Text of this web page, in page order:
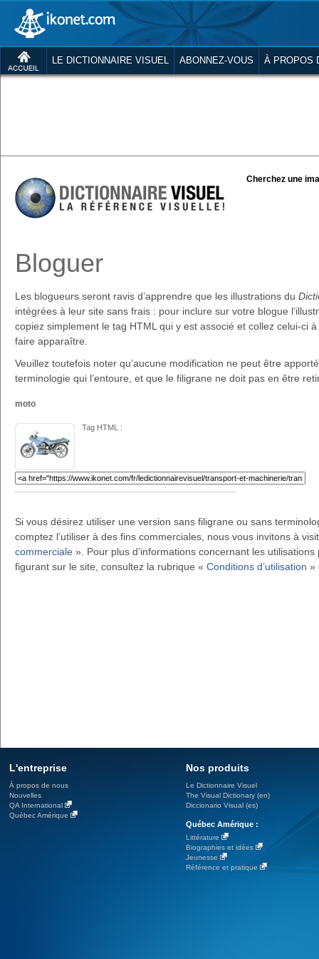
LE DICTIONNAIRE VISUEL ABONNEZ-VOUS À PROPOS
Cherchez une
Bloguer
Les blogueurs seront ravis d’apprendre que les illustrations du
intégrées à leur site sans frais : pour inclure sur votre blogue
copiez simplement le tag HTML qui y est associé et collez celui-ci
faire apparaître.
Veuillez toutefois noter qu’aucune modification ne peut être
terminologie qui l’entoure, et que le filigrane ne doit pas en être
moto
Tag HTML :
Si vous désirez utiliser une version sans filigrane ou sans
comptez l’utiliser à des fins commerciales, nous vous invitons à
commerciale ». Pour plus d’informations concernant les
figurant sur le site, consultez la rubrique « Conditions d’utilisation »
L'entreprise
À propos de nous
Nouvelles
QA International
Québec Amérique
Nos produits
Le Dictionnaire Visuel
The Visual Dictionary (en)
Diccionario Visual (es)
Québec Amérique :
Littérature
Biographies et idées
Jeunesse
Référence et pratique